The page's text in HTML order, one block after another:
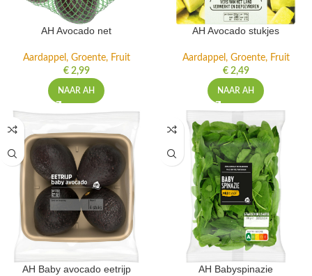
AH Avocado net
Aardappel, Groente, Fruit
€2,99
NAAR AH
AH Avocado stukjes
Aardappel, Groente, Fruit
€2,49
NAAR AH
AH Baby avocado eetrijp AH Babyspinazie